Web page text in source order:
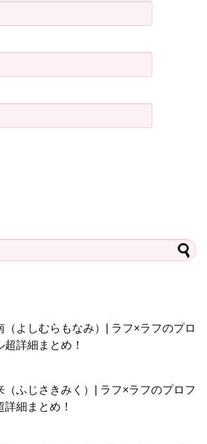
（よしむらもなみ）| ラフ×ラフのプロ
超詳細まとめ！
（ふじさきみく）| ラフ×ラフのプロフ
詳細まとめ！